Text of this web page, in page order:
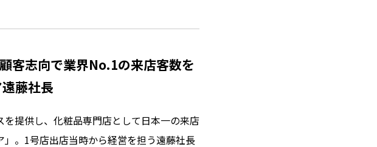
客志向で業界No.1の来店客数を
藤社長
提供し、化粧品専門店として日本一の来店
。1号店出店当時から経営を担う遠藤社長